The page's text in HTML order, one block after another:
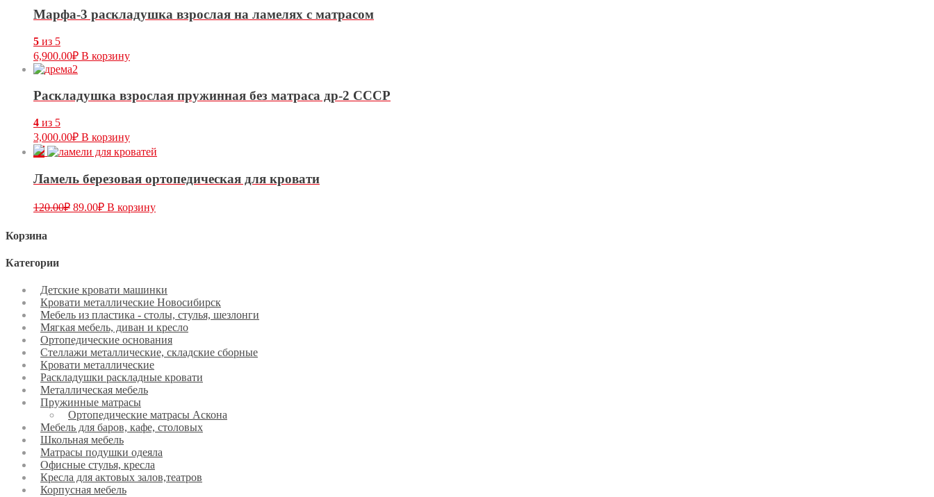
Марфа-3 раскладушка взрослая на ламелях с матрасом
5 из 5
6,900.00₽ В корзину
Раскладушка взрослая пружинная без матраса др-2 СССР
4 из 5
3,000.00₽ В корзину
Ламель березовая ортопедическая для кровати
120.00₽ 89.00₽ В корзину
Корзина
Категории
Детские кровати машинки
Кровати металлические Новосибирск
Мебель из пластика - столы, стулья, шезлонги
Мягкая мебель, диван и кресло
Ортопедические основания
Стеллажи металлические, складские сборные
Кровати металлические
Раскладушки раскладные кровати
Металлическая мебель
Пружинные матрасы
Ортопедические матрасы Аскона
Мебель для баров, кафе, столовых
Школьная мебель
Матрасы подушки одеяла
Офисные стулья, кресла
Кресла для актовых залов,театров
Корпусная мебель